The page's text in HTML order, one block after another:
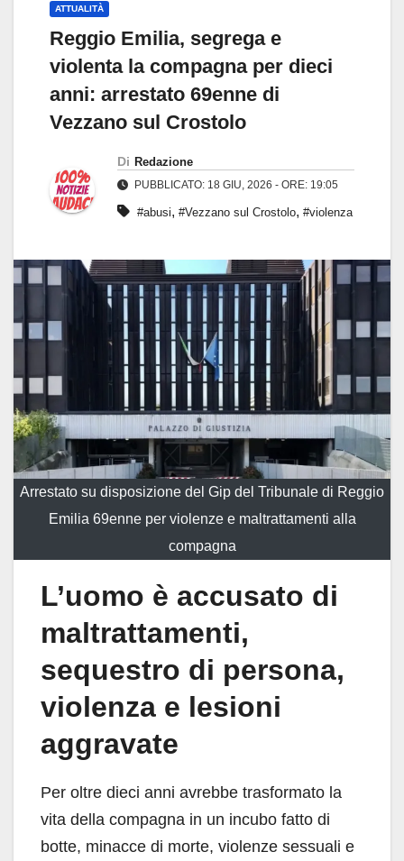
ATTUALITÀ
Reggio Emilia, segrega e
violenta la compagna per dieci
anni: arrestato 69enne di
Vezzano sul Crostolo
Di Redazione
PUBBLICATO: 18 GIU, 2026 - ORE: 19:05
#abusi, #Vezzano sul Crostolo, #violenza
Arrestato su disposizione del Gip del Tribunale di Reggio
Emilia 69enne per violenze e maltrattamenti alla
compagna
L’uomo è accusato di
maltrattamenti,
sequestro di persona,
violenza e lesioni
aggravate
Per oltre dieci anni avrebbe trasformato la
vita della compagna in un incubo fatto di
botte, minacce di morte, violenze sessuali e